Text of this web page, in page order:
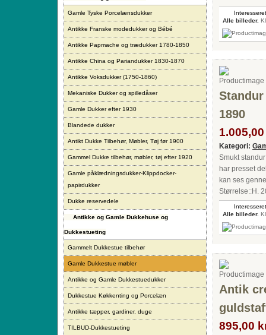
Gamle Tyske Porcelænsdukker
Antikke Franske modedukker og Bébé
Antikke Papmache og trædukker 1780-1850
Antikke China og Pariandukker 1830-1870
Antikke Voksdukker (1750-1860)
Mekaniske Dukker og spilledåser
Gamle Dukker efter 1930
Blandede dukker
Antikt Dukke Tilbehør, Møbler, Tøj før 1900
Gammel Dukke tilbehør, møbler, tøj efter 1920
Gamle påklædningsdukker-Klippdocker-
papirdukker
Dukke reservedele
Antikke og Gamle Dukkehuse og
Dukkestueting
Gammelt Dukkestue tilbehør
Gamle Dukkestue møbler
Antikke og Gamle Dukkestuedukker
Dukkestue Køkkenting og Porcelæn
Antikke tæpper, gardiner, duge
TILBUD-Dukkestueting
Alle billeder.
1890
Kategori:
Smukt
har presset
kan ses
Størrelse::H.
Alle billeder.
Antik
895,00